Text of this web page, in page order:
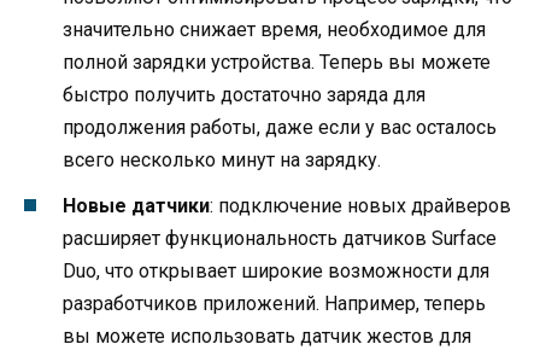
значительно снижает время, необходимое для
полной зарядки устройства. Теперь вы можете
быстро получить достаточно заряда для
продолжения работы, даже если у вас осталось
всего несколько минут на зарядку.
Новые датчики: подключение новых драйверов
расширяет функциональность датчиков Surface
Duo, что открывает широкие возможности для
разработчиков приложений. Например, теперь
вы можете использовать датчик жестов для